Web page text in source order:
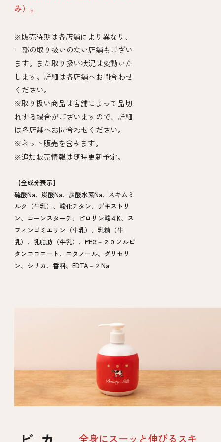
み）。
※販売時期は各店舗により異なり、
一部の取り扱いのない店舗もござい
ます。また取り扱い状況は変動いた
します。詳細は各店舗へお問合わせ
ください。
※取り扱い商品は店舗によって品切
れする場合がございますので、詳細
は各店舗へお問合わせください。
※ネット販売を含みます。
※追加販売情報は随時更新予定。
【全成分表示】
硫酸Na、炭酸Na、炭酸水素Na、スキムミ
ルク（牛乳）、酸化チタン、デキストリ
ン、コーンスターチ、ピロリン酸４K、ス
フィンゴミエリン（牛乳）、乳糖（牛
乳）、乳脂肪（牛乳）、PEG－２０ソルビ
タンココエート、エタノール、グリセリ
ン、シリカ、香料、EDTA－２Na
全身にスーッと伸びるスキ